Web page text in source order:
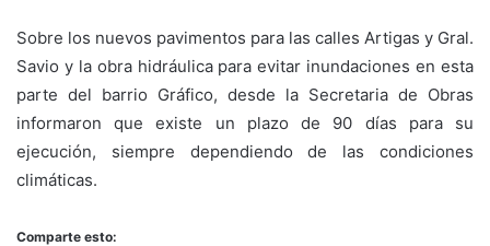
Sobre los nuevos pavimentos para las calles Artigas y Gral.
Savio y la obra hidráulica para evitar inundaciones en esta
parte del barrio Gráfico, desde la Secretaria de Obras
informaron que existe un plazo de 90 días para su
ejecución, siempre dependiendo de las condiciones
climáticas.
Comparte esto: